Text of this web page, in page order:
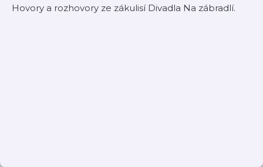
Hovory a rozhovory ze zákulisí Divadla Na zábradlí.